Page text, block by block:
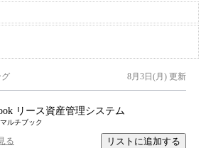
8月3日(月) 更新
リース資産管理システム
ルチブック
る リストに追加する